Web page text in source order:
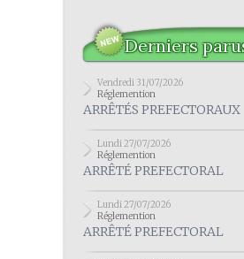
Derniers
Vendredi 31/07/2026
Réglemention
ARRÊTÉS PREFECTORAUX
Lundi 27/07/2026
Réglemention
ARRÊTÉ PREFECTORAL
Lundi 27/07/2026
Réglemention
ARRÊTÉ PREFECTORAL